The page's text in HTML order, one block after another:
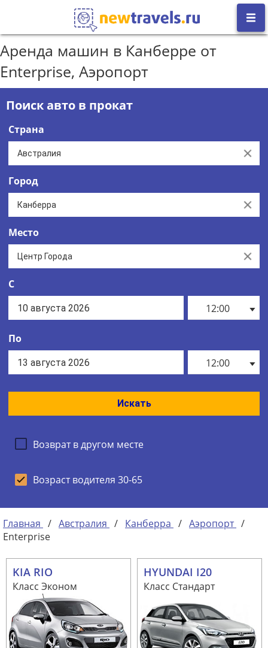
Аренда машин в Канберре от
Enterprise, Аэропорт
Поиск авто в прокат
Страна
Clear
Город
Clear
Место
Clear
С
12:00
По
12:00
Искать
Возврат в другом месте
Возраст водителя 30-65
Главная / Австралия / Канберра / Аэропорт /
Enterprise
KIA RIO
Класс Эконом
HYUNDAI I20
Класс Стандарт